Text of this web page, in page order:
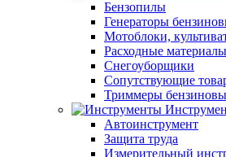
Бензопилы
Генераторы
Мотоблоки,
Расходные материалы
Снегоуборщики
Сопутствующие
Триммеры
Автоинструмент
Защита труда
Измерительный